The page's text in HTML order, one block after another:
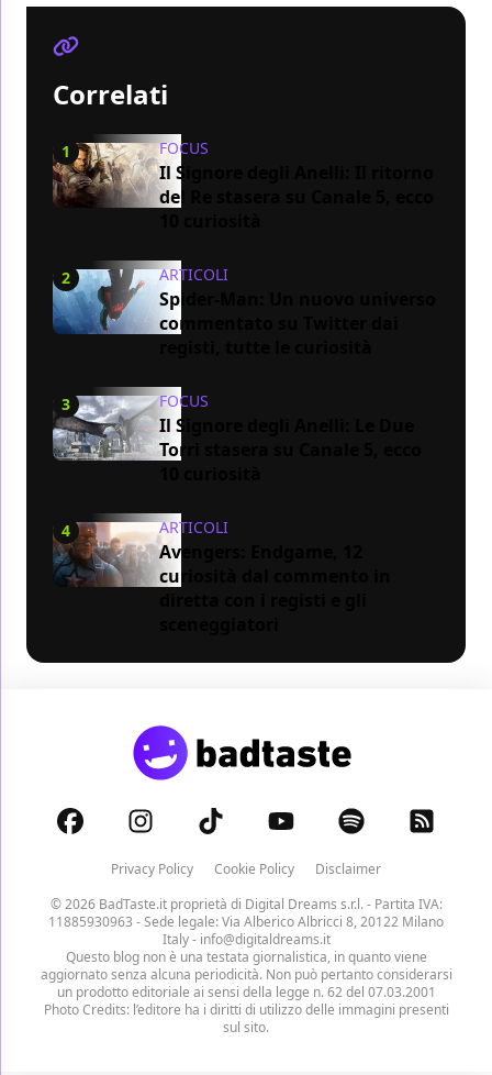
Correlati
1 FOCUS
Il Signore degli Anelli: Il ritorno
del Re stasera su Canale 5, ecco
2 ARTICOLI
Spider-Man: Un nuovo universo
commentato su Twitter dai
3 FOCUS
Il Signore degli Anelli: Le Due
Torri stasera su Canale 5, ecco
4 ARTICOLI
Avengers: Endgame, 12
curiosità dal commento in
Privacy Policy Cookie Policy
Disclaimer
© 2026 BadTaste.it proprietà di Digital Dreams s.r.l.- Partita IVA:
11885930963 - Sede legale: Via Alberico Albricci 8, 20122 Milano
Italy - info@digitaldreams.it
Questo blog non è una testata giornalistica, in quanto viene
aggiornato senza alcuna periodicità. Non può pertanto considerarsi
un prodotto editoriale ai sensi della legge n. 62 del 07.03.2001
Photo Credits: l’editore ha i diritti di utilizzo delle immagini presenti
sul sito.